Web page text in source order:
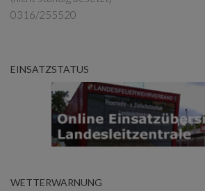
0316/255520
EINSATZSTATUS
WETTERWARNUNG